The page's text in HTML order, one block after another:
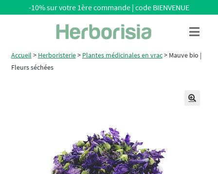
navigation
-10% sur votre 1ère commande | code BIENVENUE
Menu
Accueil > Herboristerie> Plantes médicinales en vrac> Mauve bio |
Fleurs séchées